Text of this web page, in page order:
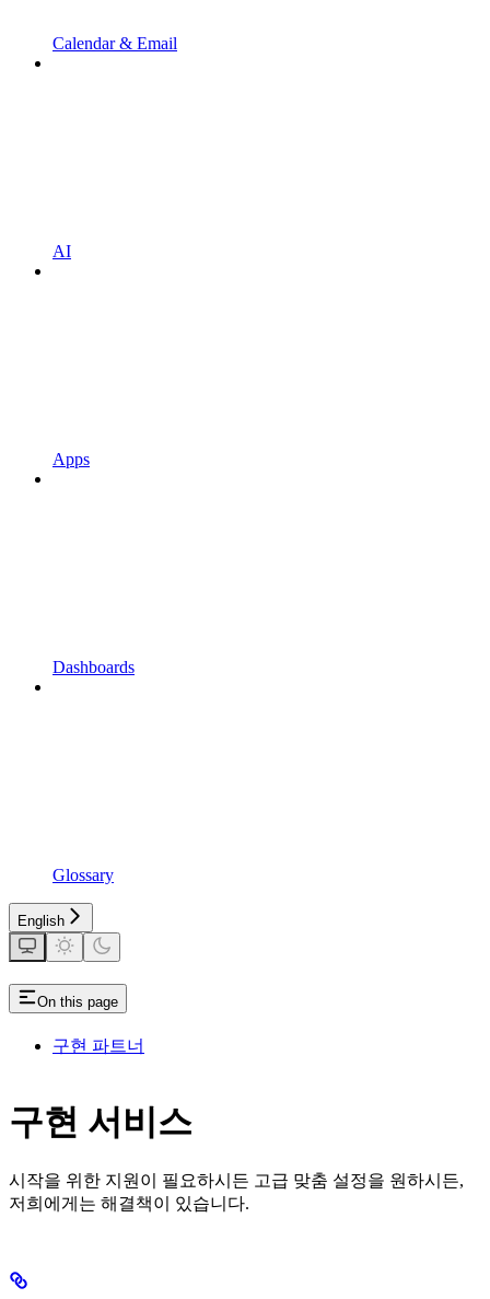
Calendar & Email
AI
Apps
Dashboards
Glossary
English
On this page
구현 파트너
구현 서비스
시작을 위한 지원이 필요하시든 고급 맞춤 설정을 원하시든,
저희에게는 해결책이 있습니다.